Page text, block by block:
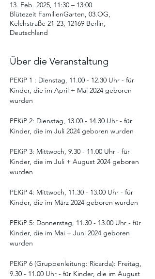
13. Feb. 2025, 11:30 – 13:00
Blütezeit FamilienGarten, 03.OG,
Kelchstraße 21-23, 12169 Berlin,
Deutschland
Über die Veranstaltung
PEKiP 1 : Dienstag, 11.00 - 12.30 Uhr - für
Kinder, die im April + Mai 2024 geboren
wurden
PEKiP 2: Dienstag, 13.00 - 14.30 Uhr - für
Kinder, die im Juli 2024 geboren wurden
PEKiP 3: Mittwoch, 9.30 - 11.00 Uhr - für
Kinder, die im Juli + August 2024 geboren
wurden
PEKiP 4: Mittwoch, 11.30 - 13.00 Uhr - für
Kinder, die im März 2024 geboren wurden
PEKiP 5: Donnerstag, 11.30 - 13.00 Uhr - für
Kinder, die im Mai + Juni 2024 geboren
wurden
PEKiP 6 (Gruppenleitung: Ricarda): Freitag,
9.30 - 11.00 Uhr - für Kinder, die im August